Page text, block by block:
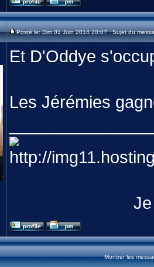
Posté le: Dim 01 Juin 2014 20:07 Sujet du
Et D'Oddye
Les Jérémies
Montrer les